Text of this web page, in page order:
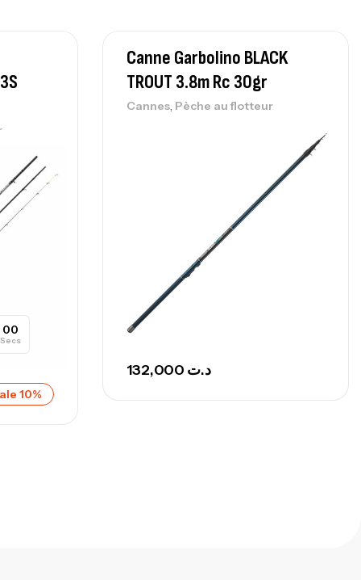
Sunset Beachstriker Surf Hybrid
Cm 100-250 G
Sunset Secret Cove 450 Cm 100
G
Sunset Secret Cove 420 Cm 100
د.ت748,000
د.ت673,000
00
Secs
10%
Canne Garbolino BLACK
TROUT 3.8m Rc 30gr
Cannes, Pèche au flotteur
د.ت